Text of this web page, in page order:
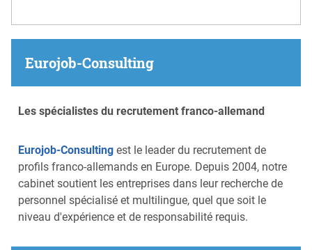
Eurojob-Consulting
Les spécialistes du recrutement franco-allemand
Eurojob-Consulting est le leader du recrutement de
profils franco-allemands en Europe. Depuis 2004, notre
cabinet soutient les entreprises dans leur recherche de
personnel spécialisé et multilingue, quel que soit le
niveau d'expérience et de responsabilité requis.